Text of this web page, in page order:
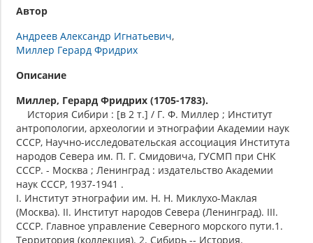
Автор
Андреев Александр Игнатьевич
Миллер Герард Фридрих
Описание
Миллер, Герард Фридрих (1705-1783).
История Сибири : [в 2 т.] / Г. Ф. Миллер ; Институт
антропологии, археологии и этнографии Академии наук
СССР, Научно-исследовательская ассоциация Института
народов Севера им. П. Г. Смидовича, ГУСМП при СНК
СССР. - Москва ; Ленинград : издательство Академии
наук СССР, 1937-1941 .
I. Институт этнографии им. Н. Н. Миклухо-Маклая
(Москва). II. Институт народов Севера (Ленинград). III.
СССР. Главное управление Северного морского пути.1.
Территория (коллекция). 2. Сибирь -- История.